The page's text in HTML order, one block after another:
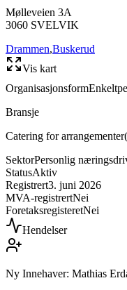
Mølleveien 3A
3060 SVELVIK
Drammen,Buskerud
Vis kart
Organisasjonsform
Bransje
Catering for arrangementer(
SektorPersonlig
StatusAktiv
Registrert3. juni 2026
MVA-registrertNei
ForetaksregisteretNei
Hendelser
Ny Innehaver: Mathias